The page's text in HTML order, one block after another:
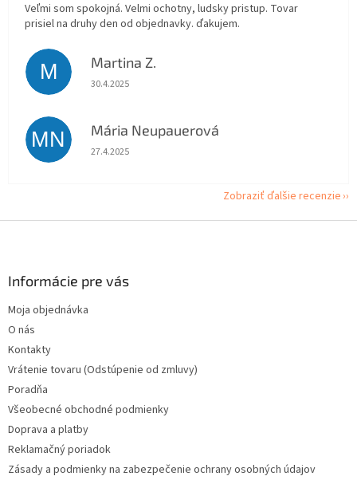
Veľmi som spokojná. Velmi ochotny, ludsky pristup. Tovar
prisiel na druhy den od objednavky. ďakujem.
M Martina Z.
Hodnotenie obchodu je 5 z 5 hviezdičiek.
30.4.2025
MN Mária Neupauerová
Hodnotenie obchodu je 5 z 5 hviezdičiek.
27.4.2025
Zobraziť ďalšie recenzie
Informácie pre vás
Moja objednávka
O nás
Kontakty
Vrátenie tovaru (Odstúpenie od zmluvy)
Poradňa
Všeobecné obchodné podmienky
Doprava a platby
Reklamačný poriadok
Zásady a podmienky na zabezpečenie ochrany osobných údajov